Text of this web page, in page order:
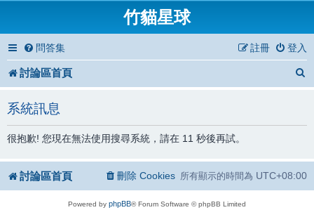
竹貓星球
問答集 登入
註冊
討論區首頁
系統訊息
很抱歉! 您現在無法使用搜尋系統，請在 11 秒後再試。
討論區首頁 所有顯示的時間為 UTC+08:00
刪除 Cookies
Powered by phpBB® Forum Software © phpBB Limited